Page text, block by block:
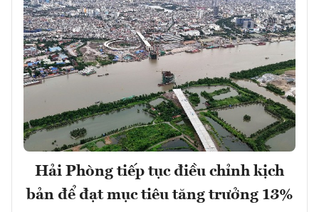
Hải Phòng tiếp tục điều chỉnh kịch
bản để đạt mục tiêu tăng trưởng 13%